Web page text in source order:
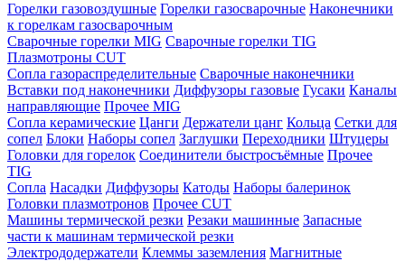
Горелки газовоздушные Горелки газосварочные Наконечники
к горелкам газосварочным
Сварочные горелки MIG Сварочные горелки TIG
Плазмотроны CUT
Сопла газораспределительные Сварочные наконечники
Вставки под наконечники Диффузоры газовые Гусаки Каналы
направляющие Прочее MIG
Сопла керамические Цанги Держатели цанг Кольца Сетки для
сопел Блоки Наборы сопел Заглушки Переходники Штуцеры
Головки для горелок Соединители быстросъёмные Прочее
TIG
Сопла Насадки Диффузоры Катоды Наборы балеринок
Головки плазмотронов Прочее CUT
Машины термической резки Резаки машинные Запасные
части к машинам термической резки
Электрододержатели Клеммы заземления Магнитные